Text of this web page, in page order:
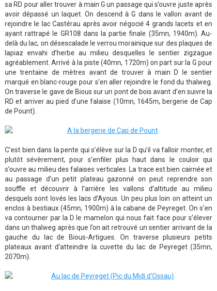
sa RD pour aller trouver à main G un passage qui s’ouvre juste après
avoir dépassé un laquet. On descend à G dans le vallon avant de
rejoindre le lac Castérau après avoir négocié 4 grands lacets et en
ayant rattrapé le GR108 dans la partie finale (35mn, 1940m). Au-
delà du lac, on désescalade le verrou morainique sur des plaques de
lapiaz envahi d’herbe au milieu desquelles le sentier zigzague
agréablement. Arrivé à la piste (40mn, 1720m) on part sur la G pour
une trentaine de mètres avant de trouver à main D le sentier
marqué en blanc-rouge pour s’en aller rejoindre le fond du thalweg.
On traverse le gave de Bious sur un pont de bois avant d’en suivre la
RD et arriver au pied d’une falaise (10mn, 1645m, bergerie de Cap
de Pount).
C’est bien dans la pente qui s’élève sur la D qu’il va falloir monter, et
plutôt sévèrement, pour s’enfiler plus haut dans le couloir qui
s’ouvre au milieu des falaises verticales. La trace est bien cairnée et
au passage d’un petit plateau gazonné on peut reprendre son
souffle et découvrir à l’arrière les vallons d’altitude au milieu
desquels sont lovés les lacs d’Ayous. Un peu plus loin on atteint un
enclos à bestiaux (45mn, 1900m) à la cabane de Peyreget. On s’en
va contourner par la D le mamelon qui nous fait face pour s’élever
dans un thalweg après que l’on ait retrouvé un sentier arrivant de la
gauche du lac de Bious-Artigues. On traverse plusieurs petits
plateaux avant d’atteindre la cuvette du lac de Peyreget (35mn,
2070m).